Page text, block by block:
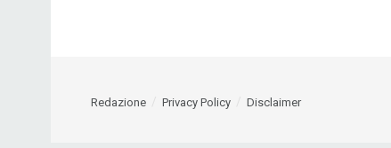
Redazione Privacy Policy Disclaimer